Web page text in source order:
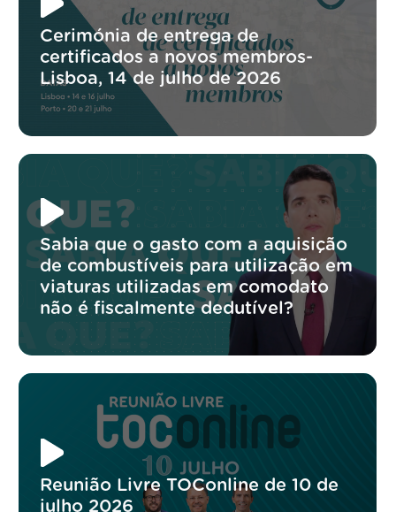
Cerimónia de entrega de
certificados a novos membros-
Lisboa, 14 de julho de 2026
Sabia que o gasto com a aquisição
de combustíveis para utilização em
viaturas utilizadas em comodato
não é fiscalmente dedutível?
Reunião Livre TOConline de 10 de
julho 2026